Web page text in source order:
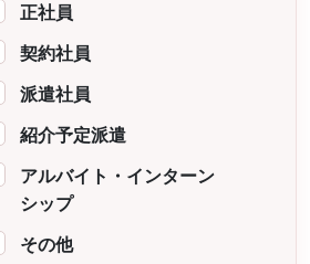
正社員
契約社員
派遣社員
紹介予定派遣
アルバイト・インターン
シップ
その他